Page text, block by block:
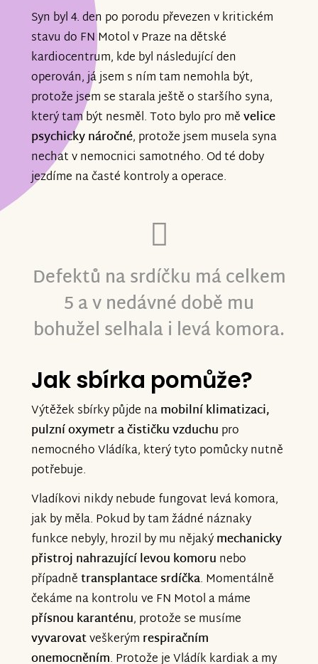
Syn byl 4. den po porodu převezen v kritickém
stavu do FN Motol v Praze na dětské
kardiocentrum, kde byl následující den
operován, já jsem s ním tam nemohla být,
protože jsem se starala ještě o staršího syna,
který tam být nesměl. Toto bylo pro měvelice
psychicky náročné, protože jsem musela syna
nechat v nemocnici samotného. Od té doby
jezdíme na časté kontroly a operace.
Defektů na srdíčku má celkem
5 a v nedávné době mu
bohužel selhala i levá komora.
Jak sbírka pomůže?
Výtěžek sbírky půjde namobilní klimatizaci,
pulzní oxymetr a čističku vzduchu pro
nemocného Vládíka, který tyto pomůcky nutně
potřebuje.
Vladíkovi nikdy nebude fungovat levá komora,
jak by měla. Pokud by tam žádné náznaky
funkce nebyly, hrozil by mu nějakýmechanicky
přistroj nahrazující levou komoru nebo
případnětransplantace srdíčka. Momentálně
čekáme na kontrolu ve FN Motol a máme
přísnou karanténu, protože se musíme
vyvarovatveškerým respiračním
onemocněním. Protože je Vládík kardiak a my